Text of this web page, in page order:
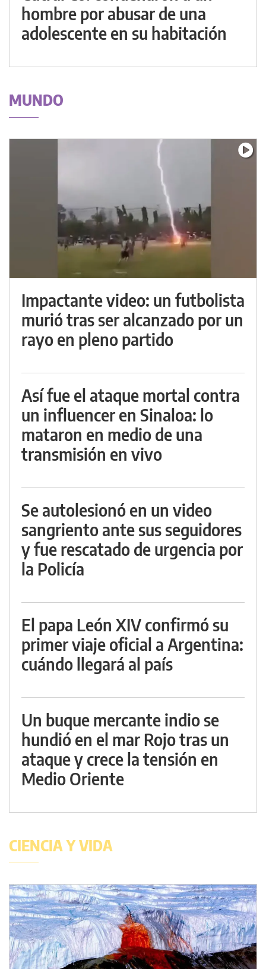
hombre por abusar de una
adolescente en su habitación
MUNDO
Impactante video: un futbolista
murió tras ser alcanzado por un
rayo en pleno partido
Así fue el ataque mortal contra
un influencer en Sinaloa: lo
mataron en medio de una
transmisión en vivo
Se autolesionó en un video
sangriento ante sus seguidores
y fue rescatado de urgencia por
la Policía
El papa León XIV confirmó su
primer viaje oficial a Argentina:
cuándo llegará al país
Un buque mercante indio se
hundió en el mar Rojo tras un
ataque y crece la tensión en
Medio Oriente
CIENCIA Y VIDA